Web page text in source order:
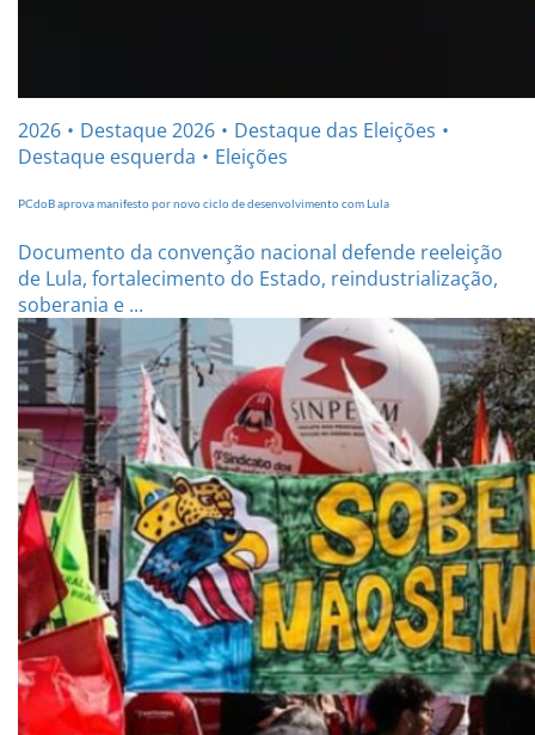
2026 Destaque 2026
Destaque das Eleições
Destaque esquerda
Eleições
PCdoB aprova manifesto por novo ciclo de desenvolvimento com Lula
Documento da convenção nacional defende reeleição
de Lula, fortalecimento do Estado, reindustrialização,
soberania e ...